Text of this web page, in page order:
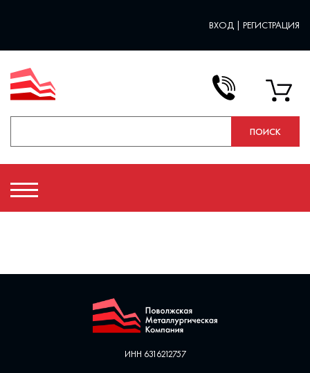
ВХОД | РЕГИСТРАЦИЯ
ИНН 6316212757